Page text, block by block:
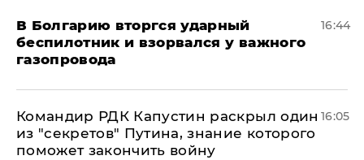
В Болгарию вторгся ударный
беспилотник и взорвался у важного
газопровода
16:44
Командир РДК Капустин раскрыл один
из "секретов" Путина, знание которого
поможет закончить войну
16:05